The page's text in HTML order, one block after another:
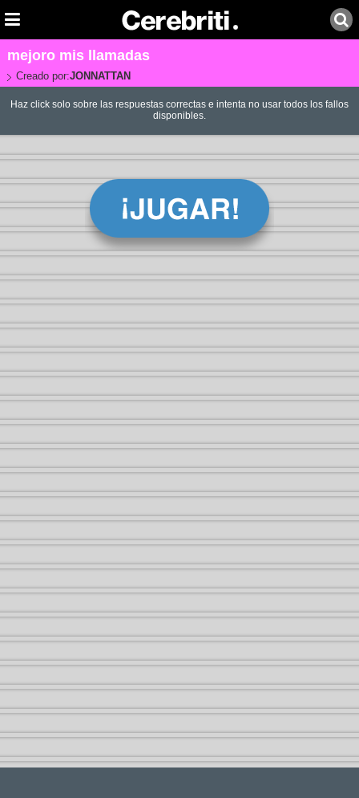
mejoro mis llamadas
Creado por:JONNATTAN
Haz click solo sobre las respuestas correctas e intenta no usar todos los fallos
disponibles.